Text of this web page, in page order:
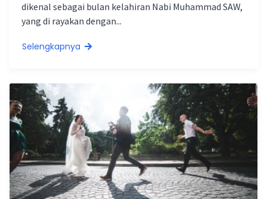
dikenal sebagai bulan kelahiran Nabi Muhammad SAW,
yang di rayakan dengan...
Selengkapnya